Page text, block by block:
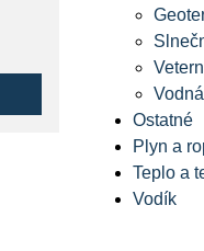
Ostatné
Plyn a
Teplo a
Vodík